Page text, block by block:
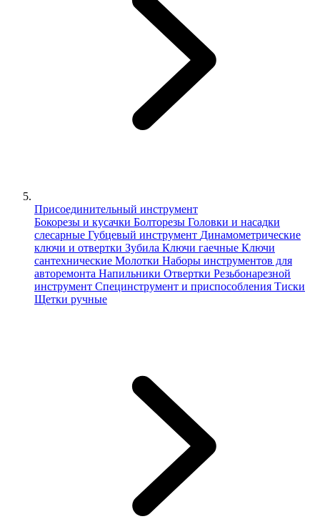
Присоединительный инструмент
Бокорезы и кусачки Болторезы Головки и насадки
слесарные Губцевый инструмент Динамометрические
ключи и отвертки Зубила Ключи гаечные Ключи
сантехнические Молотки Наборы инструментов для
авторемонта Напильники Отвертки Резьбонарезной
инструмент Специнструмент и приспособления Тиски
Щетки ручные